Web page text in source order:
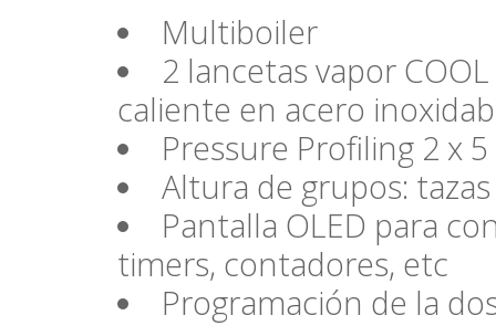
Multiboiler
2 lancetas vapor
caliente en acero
Pressure Profiling 2 x 5
Altura de grupos:
Pantalla OLED para
timers, contadores, etc
Programación de la